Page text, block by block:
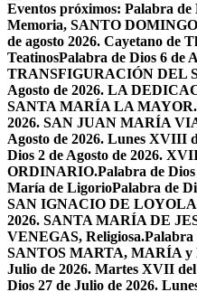
Eventos próximos: Palabra de
Memoria, SANTO
de agosto 2026. Cayetano de
TeatinosPalabra de Dios 6 de
TRANSFIGURACIÓN DEL
Agosto de 2026. LA
SANTA MARÍA LA MAYOR.
2026. SAN JUAN MARÍA
Agosto de 2026. Lunes XVIII
Dios 2 de Agosto de 2026.
ORDINARIO.Palabra de Dios
María de LigorioPalabra de
SAN IGNACIO DE
2026. SANTA MARÍA DE
VENEGAS, Religiosa.Palabra
SANTOS MARTA, MARÍA
Julio de 2026. Martes XVII
Dios 27 de Julio de 2026.